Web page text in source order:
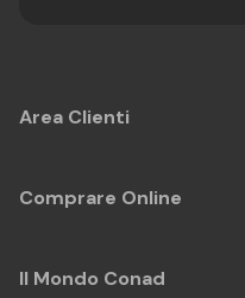
Area Clienti
Comprare Online
Il Mondo Conad